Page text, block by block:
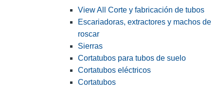
View All Corte y fabricación de tubos
Escariadoras, extractores y machos de
roscar
Sierras
Cortatubos para tubos de suelo
Cortatubos eléctricos
Cortatubos